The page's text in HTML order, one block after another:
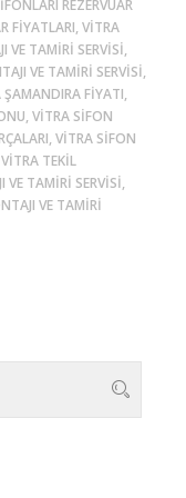
REZERVUAR
FIYATLARI, VITRA
VE TAMIRI SERVISI,
VE TAMIRI SERVISI,
ŞAMANDIRA FIYATI,
VITRA SIFON
VITRA SIFON
TEKIL
VE TAMIRI SERVISI,
VE TAMIRI